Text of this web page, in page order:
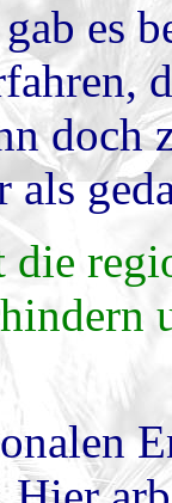
es
doch
als
die